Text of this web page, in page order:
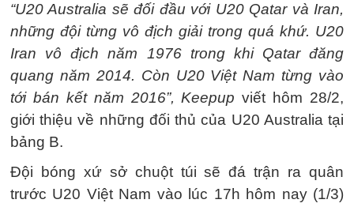
“U20 Australia sẽ đối đầu với U20 Qatar và Iran,
những đội từng vô địch giải trong quá khứ. U20
Iran vô địch năm 1976 trong khi Qatar đăng
quang năm 2014. Còn U20 Việt Nam từng vào
tới bán kết năm 2016”, Keepupviết hôm 28/2,
giới thiệu về những đối thủ của U20 Australia tại
bảng B.
Đội bóng xứ sở chuột túi sẽ đá trận ra quân
trước U20 Việt Nam vào lúc 17h hôm nay (1/3)